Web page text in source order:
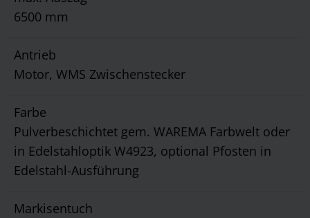
6500 mm
Antrieb
Motor, WMS Zwischenstecker
Farbe
Pulverbeschichtet gem. WAREMA Farbwelt oder
in Edelstahloptik W4923, optional Pfosten in
Edelstahl-Ausführung
Markisentuch